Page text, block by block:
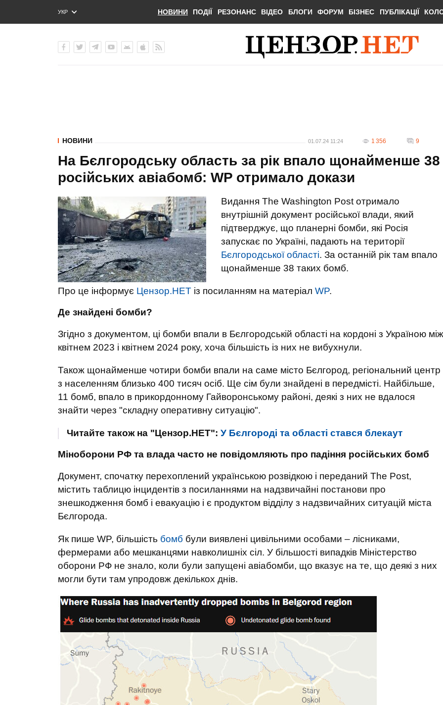
УКР
ENG
НОВИНИ ПОДІЇ РЕЗОНАНС ВІДЕО БЛОГИ ФОРУМ БІЗНЕС ПУБЛІКАЦІЇ
НОВИНИ 01.07.24 11:24 1 356 9
На Бєлгородську область за рік впало щонайменше 38
російських авіабомб: WP отримало докази
Видання The Washington Post отримало
внутрішній документ російської влади, який
підтверджує, що планерні бомби, які Росія
запускає по Україні, падають на території
Бєлгородської області. За останній рік там впало
щонайменше 38 таких бомб.
Про це інформує Цензор.НЕТ із посиланням на матеріал WP.
Де знайдені бомби?
Згідно з документом, ці бомби впали в Бєлгородській області на кордоні з Україною між
квітнем 2023 і квітнем 2024 року, хоча більшість із них не вибухнули.
Також щонайменше чотири бомби впали на саме місто Бєлгород, регіональний центр
з населенням близько 400 тисяч осіб. Ще сім були знайдені в передмісті. Найбільше,
11 бомб, впало в прикордонному Гайворонському районі, деякі з них не вдалося
знайти через "складну оперативну ситуацію".
Читайте також на "Цензор.НЕТ": У Бєлгороді та області стався блекаут
Міноборони РФ та влада часто не повідомляють про падіння російських бомб
Документ, спочатку перехоплений українською розвідкою і переданий The Post,
містить таблицю інцидентів з посиланнями на надзвичайні постанови про
знешкодження бомб і евакуацію і є продуктом відділу з надзвичайних ситуацій міста
Бєлгорода.
Як пише WP, більшість бомб були виявлені цивільними особами – лісниками,
фермерами або мешканцями навколишніх сіл. У більшості випадків Міністерство
оборони РФ не знало, коли були запущені авіабомби, що вказує на те, що деякі з них
могли бути там упродовж декількох днів.